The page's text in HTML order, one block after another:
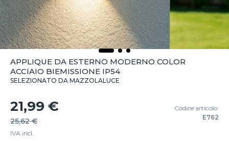
APPLIQUE DA ESTERNO MODERNO COLOR
ACCIAIO BIEMISSIONE IP54
SELEZIONATO DA MAZZOLALUCE
21,99 €
25,62 €
IVA incl.
Codice articolo:
E762